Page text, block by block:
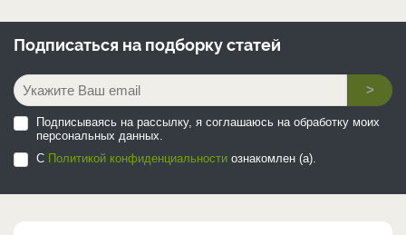
Подписаться на подборку статей
>
Подписываясь на рассылку, я соглашаюсь на обработку моих
персональных данных.
С Политикой конфиденциальности ознакомлен (а).